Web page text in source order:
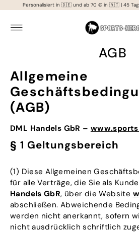
Direkt zum Inhalt
Personalisiert in 🇩🇪 und ab 70 € in 🇦🇹 | 45
AGB
Allgemeine
(AGB)
DML Handels GbR –
§ 1 Geltungsbereich
(1) Diese Allgemeinen
für alle Verträge, die Sie als
Handels GbR, über die Website
abschließen. Abweichende
werden nicht anerkannt, sofern
nicht ausdrücklich schriftlich